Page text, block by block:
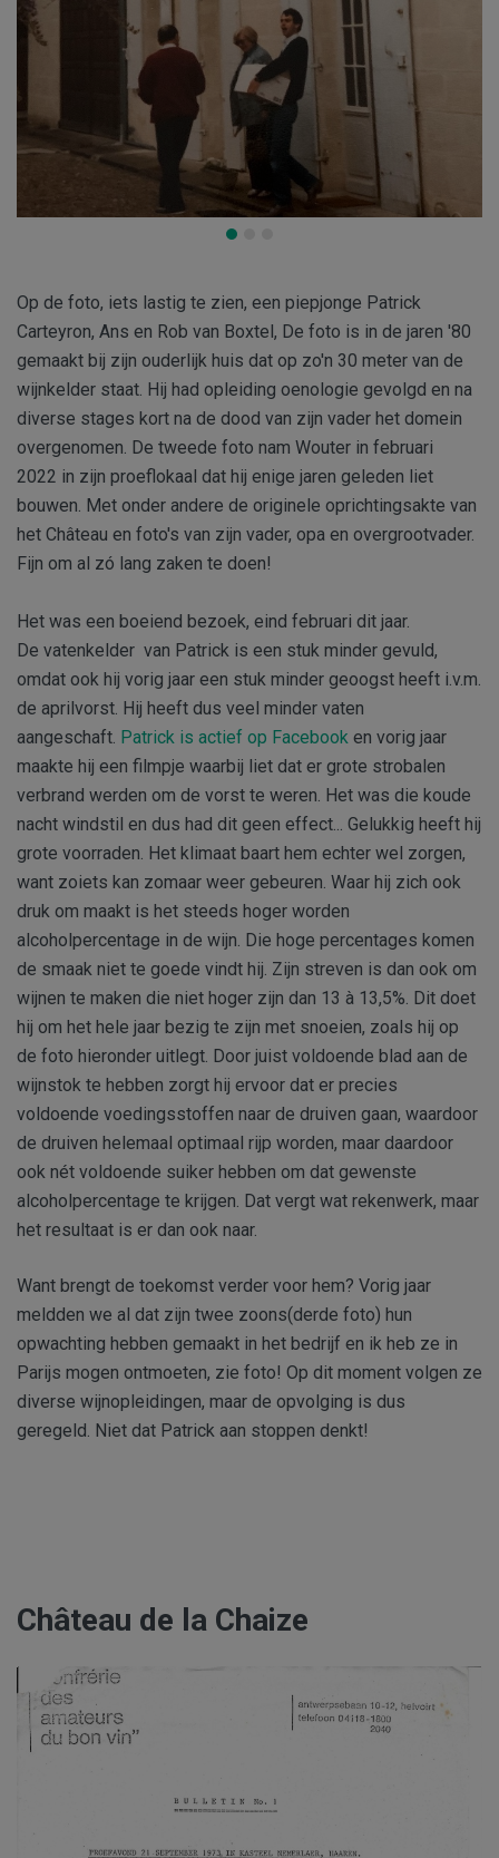
Op de foto, iets lastig te zien, een piepjonge Patrick
Carteyron, Ans en Rob van Boxtel, De foto is in de jaren '80
gemaakt bij zijn ouderlijk huis dat op zo'n 30 meter van de
wijnkelder staat. Hij had opleiding oenologie gevolgd en na
diverse stages kort na de dood van zijn vader het domein
overgenomen. De tweede foto nam Wouter in februari
2022 in zijn proeflokaal dat hij enige jaren geleden liet
bouwen. Met onder andere de originele oprichtingsakte van
het Château en foto's van zijn vader, opa en overgrootvader.
Fijn om al zó lang zaken te doen!
Het was een boeiend bezoek, eind februari dit jaar.
De vatenkelder van Patrick is een stuk minder gevuld,
omdat ook hij vorig jaar een stuk minder geoogst heeft i.v.m.
de aprilvorst. Hij heeft dus veel minder vaten
aangeschaft. Patrick is actief op Facebook en vorig jaar
maakte hij een filmpje waarbij liet dat er grote strobalen
verbrand werden om de vorst te weren. Het was die koude
nacht windstil en dus had dit geen effect... Gelukkig heeft hij
grote voorraden. Het klimaat baart hem echter wel zorgen,
want zoiets kan zomaar weer gebeuren. Waar hij zich ook
druk om maakt is het steeds hoger worden
alcoholpercentage in de wijn. Die hoge percentages komen
de smaak niet te goede vindt hij. Zijn streven is dan ook om
wijnen te maken die niet hoger zijn dan 13 à 13,5%. Dit doet
hij om het hele jaar bezig te zijn met snoeien, zoals hij op
de foto hieronder uitlegt. Door juist voldoende blad aan de
wijnstok te hebben zorgt hij ervoor dat er precies
voldoende voedingsstoffen naar de druiven gaan, waardoor
de druiven helemaal optimaal rijp worden, maar daardoor
ook nét voldoende suiker hebben om dat gewenste
alcoholpercentage te krijgen. Dat vergt wat rekenwerk, maar
het resultaat is er dan ook naar.
Want brengt de toekomst verder voor hem? Vorig jaar
meldden we al dat zijn twee zoons(derde foto) hun
opwachting hebben gemaakt in het bedrijf en ik heb ze in
Parijs mogen ontmoeten, zie foto! Op dit moment volgen ze
diverse wijnopleidingen, maar de opvolging is dus
geregeld. Niet dat Patrick aan stoppen denkt!
Château de la Chaize